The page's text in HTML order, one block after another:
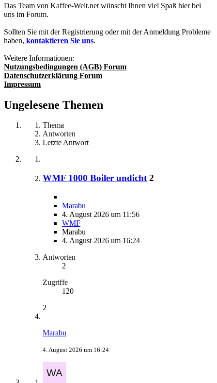
Das Team von Kaffee-Welt.net wünscht Ihnen viel Spaß hier bei
uns im Forum.
Sollten Sie mit der Registrierung oder mit der Anmeldung Probleme
haben, kontaktieren Sie uns.
Weitere Informationen:
Nutzungsbedingungen (AGB) Forum
Datenschutzerklärung Forum
Impressum
Ungelesene Themen
Thema
Antworten
Letzte Antwort
WMF 1000 Boiler undicht 2
Marabu
4. August 2026 um 11:56
WMF
Marabu
4. August 2026 um 16:24
Antworten
2
Zugriffe
120
2
Marabu
4. August 2026 um 16:24